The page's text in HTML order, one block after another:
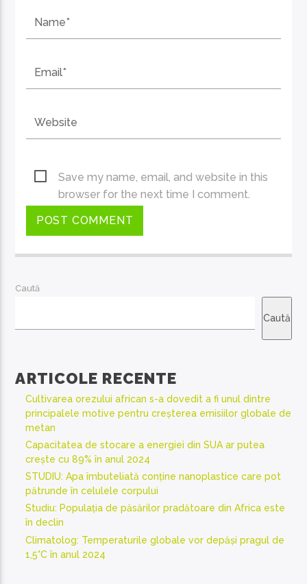
Save my name, email, and website in this
browser for the next time I comment.
Caută
Caută
ARTICOLE RECENTE
Cultivarea orezului african s-a dovedit a fi unul dintre
principalele motive pentru creșterea emisiilor globale de
metan
Capacitatea de stocare a energiei din SUA ar putea
crește cu 89% în anul 2024
STUDIU: Apa îmbuteliată conține nanoplastice care pot
pătrunde în celulele corpului
Studiu: Populația de păsărilor pradătoare din Africa este
în declin
Climatolog: Temperaturile globale vor depăși pragul de
1,5°C în anul 2024